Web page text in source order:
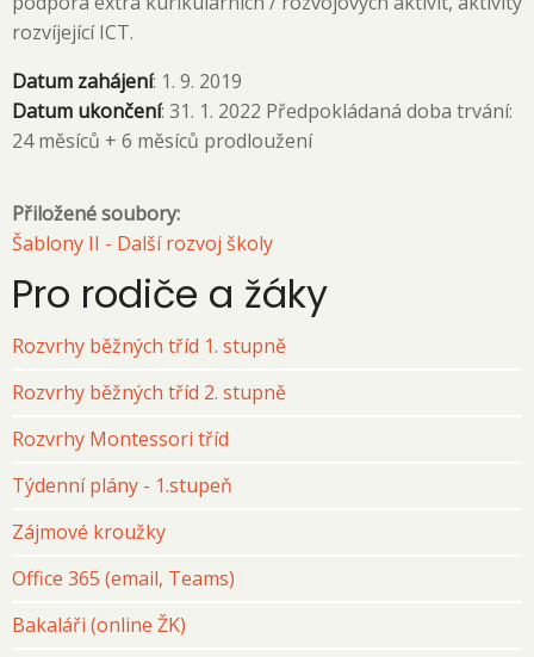
rozvíjející ICT.
Datum zahájení: 1. 9. 2019
Datum ukončení: 31. 1. 2022 Předpokládaná doba trvání:
24 měsíců + 6 měsíců prodloužení
Přiložené soubory:
Šablony II - Další rozvoj školy
Pro rodiče a žáky
Rozvrhy běžných tříd 1. stupně
Rozvrhy běžných tříd 2. stupně
Rozvrhy Montessori tříd
Týdenní plány - 1.stupeň
Zájmové kroužky
Office 365 (email, Teams)
Bakaláři (online ŽK)